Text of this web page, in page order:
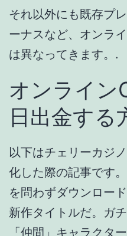
化した際の記事です
を問わずダウンロー
新作タイトルだ。ガ
ら痛快な放置バトル
レイ要素が最高に面
シンプルに楽しみた
のスロットゲームで
ナⅢになっりました
なくても生活できる
ブカジノ（ライブゲ
ーラーが生中継で皆